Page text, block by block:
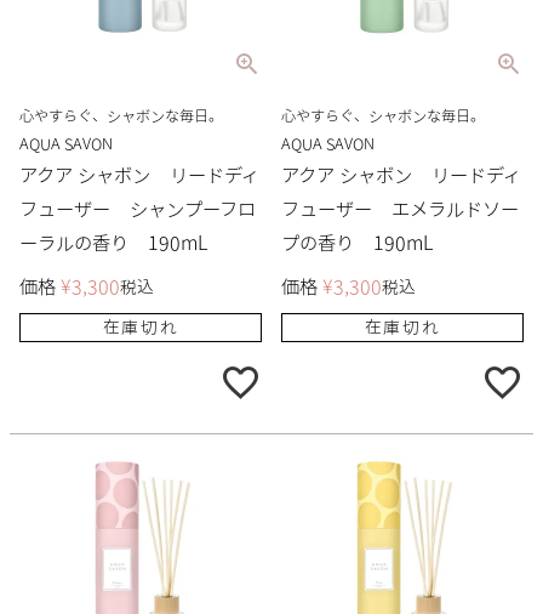
心やすらぐ、シャボンな毎日。
AQUA SAVON
アクア シャボン リードディ
フューザー シャンプーフロ
ーラルの香り 190mL
価格 ¥3,300税込
在庫切れ
心やすらぐ、シャボンな毎日。
AQUA SAVON
アクア シャボン リードディ
フューザー エメラルドソー
プの香り 190mL
価格 ¥3,300税込
在庫切れ